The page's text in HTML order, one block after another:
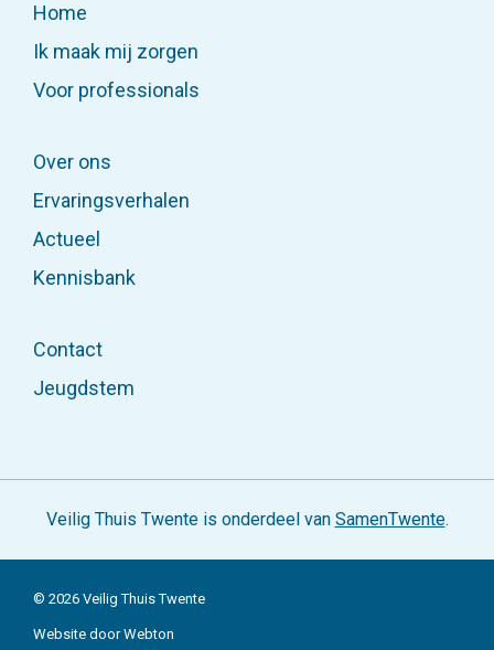
Home
Ik maak mij zorgen
Voor professionals
Over ons
Ervaringsverhalen
Actueel
Kennisbank
Contact
Jeugdstem
Veilig Thuis Twente is onderdeel van SamenTwente.
© 2026 Veilig Thuis Twente
Website door Webton